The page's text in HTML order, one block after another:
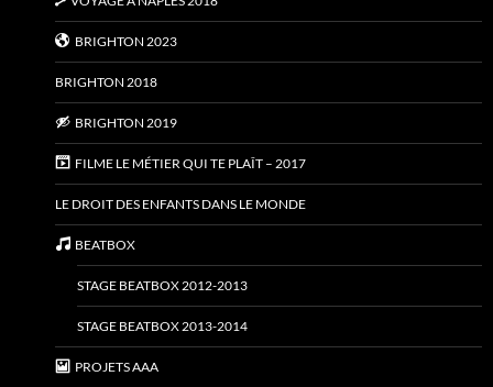
BRIGHTON 2023
BRIGHTON 2018
BRIGHTON 2019
FILME LE MÉTIER QUI TE PLAÎT – 2017
LE DROIT DES ENFANTS DANS LE MONDE
BEATBOX
STAGE BEATBOX 2012-2013
STAGE BEATBOX 2013-2014
PROJETS AAA